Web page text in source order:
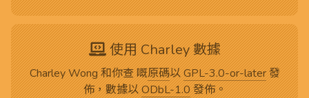
使用 Charley 數據
Charley Wong 和你查 嘅原碼以GPL-3.0-or-later發
佈，數據以ODbL-1.0發佈。